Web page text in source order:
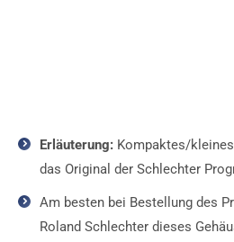
Erläuterung: Kompaktes/
das Original der Schlechter
Am besten bei Bestellung des
Roland Schlechter dieses